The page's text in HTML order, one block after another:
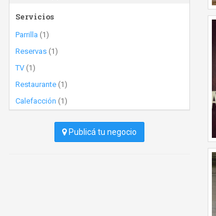
Servicios
Parrilla (1)
Reservas (1)
TV (1)
Restaurante (1)
Calefacción (1)
Publicá tu negocio